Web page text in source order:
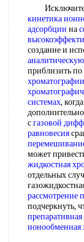
кинетика
адсорбции на
создание и
приблизить
хроматографии
системах, когда
сгазовой
равновесия
может
жидкостная
отдельных
рассмотрение
подчеркнуть,
ионообменная